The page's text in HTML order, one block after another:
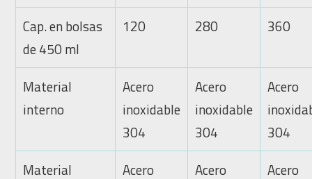
Cap. en bolsas
de 450 ml
120 280 360
Material
interno
Acero
inoxidable
304
Acero
inoxidable
304
Acero
304
Material
Acero
Acero
Acero